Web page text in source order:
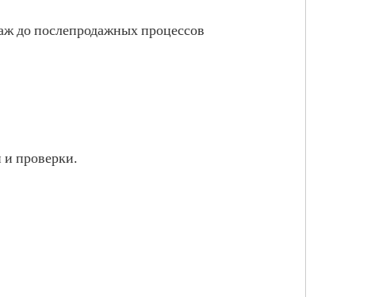
до послепродажных процессов
и проверки.